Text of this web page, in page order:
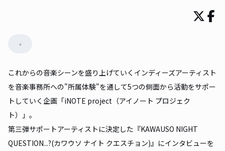
+
これからの音楽シーンを盛り上げていくインディーズアーティスト
を音楽事務所への"所属体験"を通して5つの側面から活動をサポー
トしていく企画「iNOTE project（アイノート プロジェク
ト）」。
第三弾サポートアーティストに決定した『KAWAUSO NIGHT
QUESTION...?(カワウソ ナイト クエスチョン)』にインタビューを